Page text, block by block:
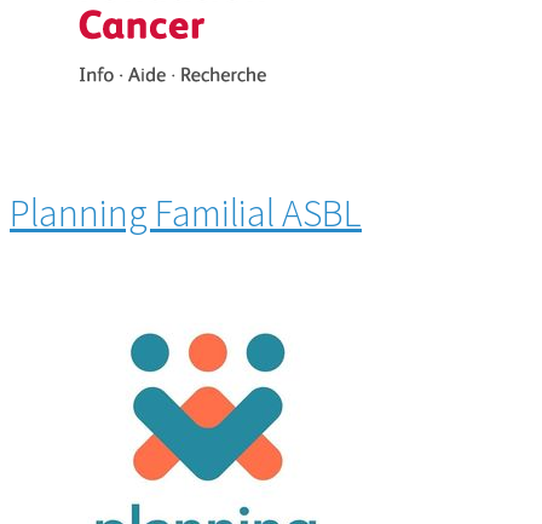
Planning Familial ASBL